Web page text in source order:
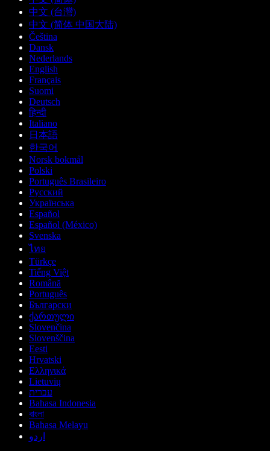
中文 (台灣)
中文 (简体 中国大陆)
Čeština
Dansk
Nederlands
English
Français
Suomi
Deutsch
हिन्दी
Italiano
日本語
한국어
Norsk bokmål
Polski
Português Brasileiro
Русский
Українська
Español
Español (México)
Svenska
ไทย
Türkçe
Tiếng Việt
Română
Português
Български
ქართული
Slovenčina
Slovenščina
Eesti
Hrvatski
Ελληνικά
Lietuvių
עברית
Bahasa Indonesia
বাংলা
Bahasa Melayu
اردو